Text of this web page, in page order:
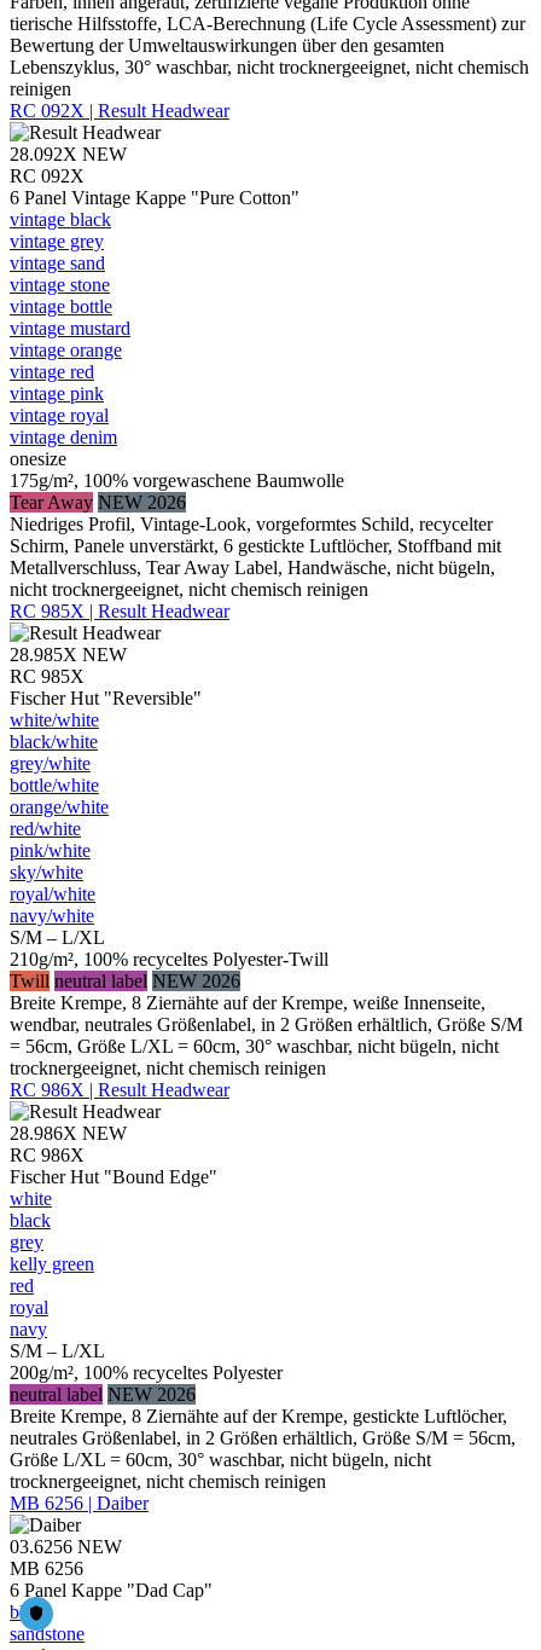
tierische Hilfsstoffe, LCA-Berechnung (Life Cycle Assessment) zur
Bewertung der Umweltauswirkungen über den gesamten
Lebenszyklus, 30° waschbar, nicht trocknergeeignet, nicht chemisch
reinigen
RC 092X | Result Headwear
28.092X NEW
RC 092X
6 Panel Vintage Kappe "Pure Cotton"
vintage black
vintage grey
vintage sand
vintage stone
vintage bottle
vintage mustard
vintage orange
vintage red
vintage pink
vintage royal
vintage denim
onesize
175g/m², 100% vorgewaschene Baumwolle
Tear Away NEW 2026
Niedriges Profil, Vintage-Look, vorgeformtes Schild, recycelter
Schirm, Panele unverstärkt, 6 gestickte Luftlöcher, Stoffband mit
Metallverschluss, Tear Away Label, Handwäsche, nicht bügeln,
nicht trocknergeeignet, nicht chemisch reinigen
RC 985X | Result Headwear
28.985X NEW
RC 985X
Fischer Hut "Reversible"
white/​white
black/​white
grey/​white
bottle/​white
orange/​white
red/​white
pink/​white
sky/​white
royal/​white
navy/​white
S/M – L/XL
210g/m², 100% recyceltes Polyester-Twill
Twill neutral label NEW 2026
Breite Krempe, 8 Ziernähte auf der Krempe, weiße Innenseite,
wendbar, neutrales Größenlabel, in 2 Größen erhältlich, Größe S/M
= 56cm, Größe L/XL = 60cm, 30° waschbar, nicht bügeln, nicht
trocknergeeignet, nicht chemisch reinigen
RC 986X | Result Headwear
28.986X NEW
RC 986X
Fischer Hut "Bound Edge"
white
black
grey
kelly green
red
royal
navy
S/M – L/XL
200g/m², 100% recyceltes Polyester
neutral label NEW 2026
Breite Krempe, 8 Ziernähte auf der Krempe, gestickte Luftlöcher,
neutrales Größenlabel, in 2 Größen erhältlich, Größe S/M = 56cm,
Größe L/XL = 60cm, 30° waschbar, nicht bügeln, nicht
trocknergeeignet, nicht chemisch reinigen
MB 6256 | Daiber
03.6256 NEW
MB 6256
6 Panel Kappe "Dad Cap"
black
sandstone